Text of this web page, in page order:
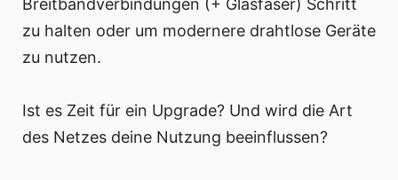
Breitbandverbindungen (+ Glasfaser) Schritt
zu halten oder um modernere drahtlose Geräte
zu nutzen.
Ist es Zeit für ein Upgrade? Und wird die Art
des Netzes deine Nutzung beeinflussen?